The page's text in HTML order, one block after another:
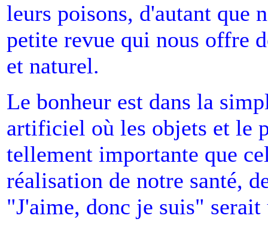
leurs poisons, d'autant que
petite revue qui nous offre
et naturel.
Le bonheur est dans la
artificiel où les objets et le
tellement importante que
réalisation de notre santé,
"J'aime, donc je suis"